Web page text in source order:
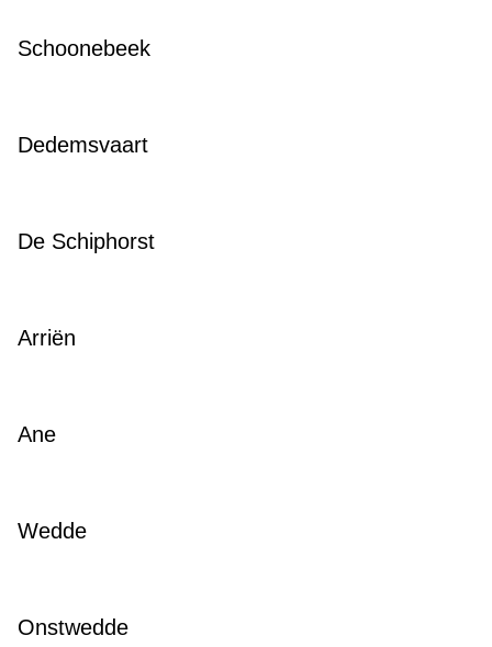
Schoonebeek
Dedemsvaart
De Schiphorst
Arriën
Ane
Wedde
Onstwedde